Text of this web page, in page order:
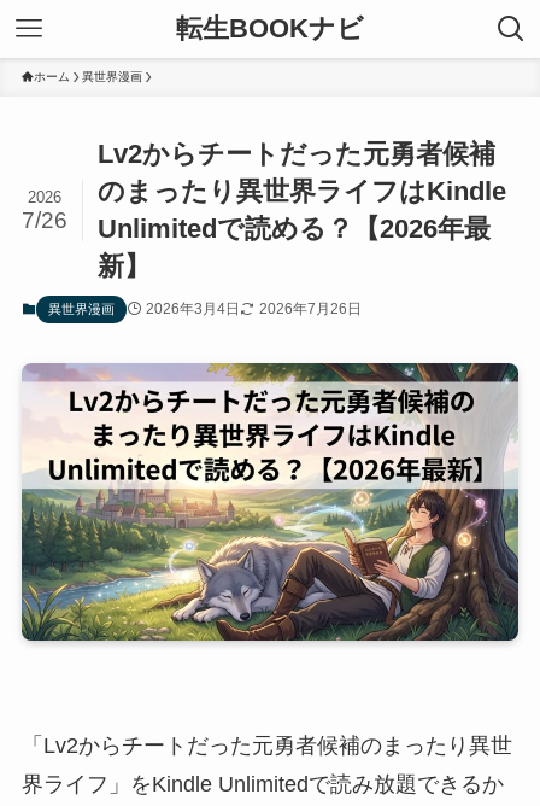
転生BOOKナビ
ホーム 異世界漫画
Lv2からチートだった元勇者候補
のまったり異世界ライフはKindle
Unlimitedで読める？【2026年最
新】
2026
7/26
異世界漫画 2026年3月4日 2026年7月26日
「Lv2からチートだった元勇者候補のまったり異世
界ライフ」をKindle Unlimitedで読み放題できるか